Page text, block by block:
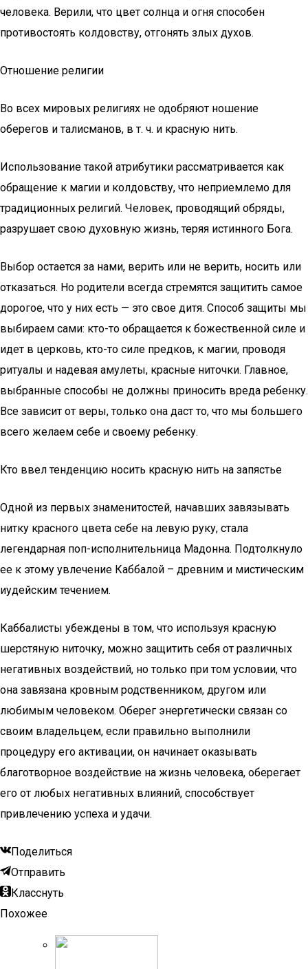
человека. Верили, что цвет солнца и огня способен
противостоять колдовству, отгонять злых духов.
Отношение религии
Во всех мировых религиях не одобряют ношение
оберегов и талисманов, в т. ч. и красную нить.
Использование такой атрибутики рассматривается как
обращение к магии и колдовству, что неприемлемо для
традиционных религий. Человек, проводящий обряды,
разрушает свою духовную жизнь, теряя истинного Бога.
Выбор остается за нами, верить или не верить, носить или
отказаться. Но родители всегда стремятся защитить самое
дорогое, что у них есть — это свое дитя. Способ защиты мы
выбираем сами: кто-то обращается к божественной силе и
идет в церковь, кто-то силе предков, к магии, проводя
ритуалы и надевая амулеты, красные ниточки. Главное,
выбранные способы не должны приносить вреда ребенку.
Все зависит от веры, только она даст то, что мы большего
всего желаем себе и своему ребенку.
Кто ввел тенденцию носить красную нить на запястье
Одной из первых знаменитостей, начавших завязывать
нитку красного цвета себе на левую руку, стала
легендарная поп-исполнительница Мадонна. Подтолкнуло
ее к этому увлечение Каббалой – древним и мистическим
иудейским течением.
Каббалисты убеждены в том, что используя красную
шерстяную ниточку, можно защитить себя от различных
негативных воздействий, но только при том условии, что
она завязана кровным родственником, другом или
любимым человеком. Оберег энергетически связан со
своим владельцем, если правильно выполнили
процедуру его активации, он начинает оказывать
благотворное воздействие на жизнь человека, оберегает
его от любых негативных влияний, способствует
привлечению успеха и удачи.
Поделиться
Отправить
Класснуть
Похожее